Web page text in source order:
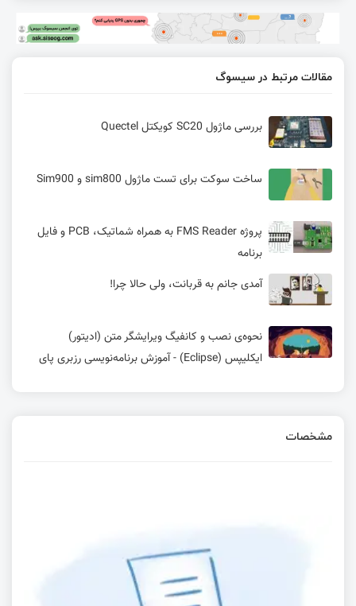
مقالات مرتبط در سیسوگ
بررسی ماژول SC20 کویکتل Quectel
ساخت سوکت برای تست ماژول sim800 و Sim900
پروژه FMS Reader به همراه شماتیک، PCB و فایل
برنامه
آمدی جانم به قربانت، ولی حالا چرا!
نحوه‌ی نصب و کانفیگ ویرایشگر متن (ادیتور)
ایکلیپس (Eclipse) - آموزش برنامه‌نویسی رزبری پای
مشخصات